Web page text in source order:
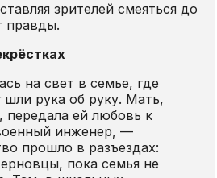
зрителей смеяться до
правды.
на свет в семье, где
шли рука об руку. Мать,
передала ей любовь к
инженер, —
прошло в разъездах:
пока семья не